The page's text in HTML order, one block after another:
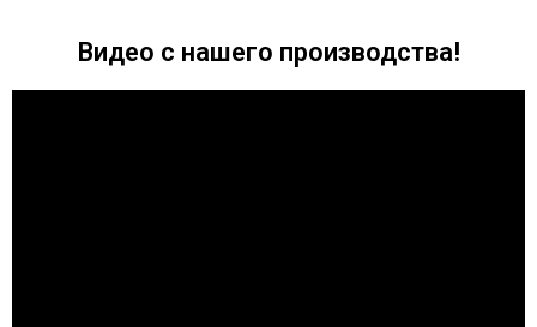
Видео с нашего производства!